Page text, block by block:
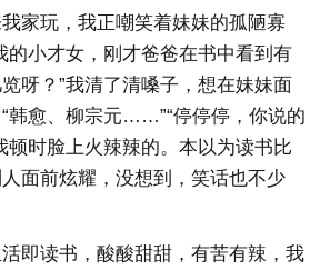
家玩，我正嘲笑着妹妹的孤陋寡
的小才女，刚才爸爸在书中看到有
呀？”我清了清嗓子，想在妹妹面
韩愈、柳宗元……”“停停停，你说的
顿时脸上火辣辣的。本以为读书比
面前炫耀，没想到，笑话也不少
即读书，酸酸甜甜，有苦有辣，我